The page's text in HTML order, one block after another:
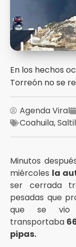
En los hechos
Torreón no se
Agenda Viral
Coahuila,
Minutos
miércoles la
ser cerrada
pesadas que
que se vio
transportaba
pipas.